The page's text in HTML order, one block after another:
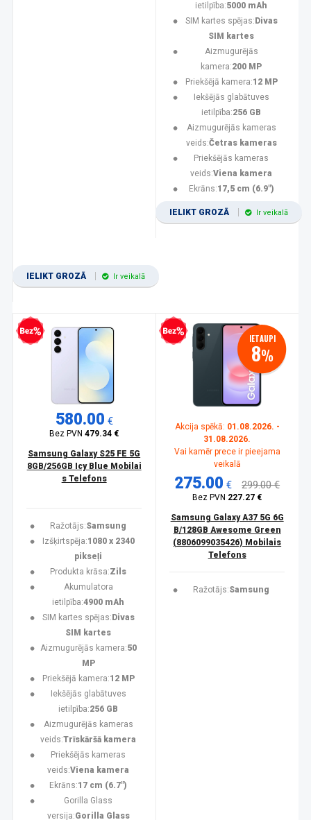
IELIKT GROZĀ Ir veikalā
ietilpība:5000 mAh
SIM kartes spējas: Divas
SIM kartes
Aizmugurējās
kamera:200 MP
Priekšējā kamera:12 MP
Iekšējās glabātuves
ietilpība:256 GB
Aizmugurējās kameras
veids:Četras kameras
Priekšējās kameras
veids:Viena kamera
Ekrāns:17,5 cm (6.9")
IELIKT GROZĀ Ir veikalā
kredīts
580.00 €
Bez PVN479.34 €
Samsung Galaxy S25 FE 5G
8GB/256GB Icy Blue Mobilai
s Telefons
Ražotājs:Samsung
Izšķirtspēja:1080 x 2340
pikseļi
Produkta krāsa:Zils
Akumulatora
ietilpība:4900 mAh
SIM kartes spējas: Divas
SIM kartes
Aizmugurējās kamera:50
MP
Priekšējā kamera:12 MP
Iekšējās glabātuves
ietilpība:256 GB
Aizmugurējās kameras
veids:Trīskāršā kamera
Priekšējās kameras
veids:Viena kamera
Ekrāns:17 cm (6.7")
Gorilla Glass
versija:Gorilla Glass
Bezprocentu kredīts IETAUPI
8%
Akcija spēkā: 01.08.2026. -
31.08.2026.
Vai kamēr prece ir pieejama
veikalā
275.00 € 299.00 €
Bez PVN 227.27 €
Samsung Galaxy A37 5G 6G
B/128GB Awesome Green
(8806099035426) Mobilais
Telefons
Ražotājs:Samsung